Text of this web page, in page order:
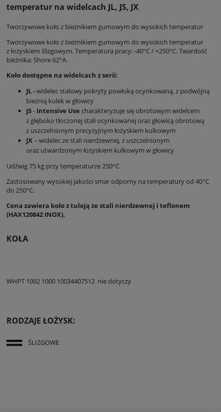
temperatur na widelcach JL, JS, JX
Tworzywowe koło z bieżnikiem gumowym do wysokich temperatur
Tworzywowe koło z bieżnikiem gumowym do wysokich temperatur
z łożyskiem ślizgowym. Temperatura pracy: -40°C / +250°C. Twardość
bieżnika: Shore 62°A.
Koło dostępne na widelcach z serii:
JL -widelec stalowy pokryty powłoką ocynkowaną, z podwójną
bieżnią kulek w głowicy
JS- Intensive Use charakteryzuje się obrotowym widelcem
z głęboko tłoczonej stali ocynkowanej oraz głowicą obrotową
z uszczelnionym precyzyjnym łożyskiem kulkowym
JX– widelec ze stali nierdzewnej, z uszczelnionym
oraz utwardzonym łożyskiem kulkowym w głowicy
Udźwig 75 kg przy temperaturze 250°C.
Zastosowany wysokiej jakości smar odporny na temperatury od 40°C
do 250°C.
Cena zawiera koło z tuleją ze stali nierdzewnej i teflonem
(HAX120842 INOX).
KOŁA
WHPT 1002 1000 10034407512 nie dotyczy
RODZAJE ŁOŻYSK:
ŚLIZGOWE